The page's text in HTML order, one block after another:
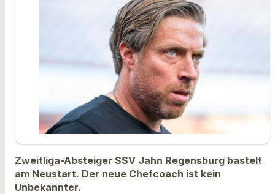
Zweitliga-Absteiger SSV Jahn Regensburg bastelt
am Neustart. Der neue Chefcoach ist kein
Unbekannter.